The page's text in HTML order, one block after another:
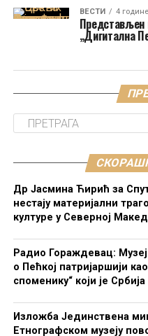
ВЕСТИ 4
Представљен
„Дигитална
Др Јасмина Ћирић за
нестају материјални
културе у Северној
Радио Гораждевац:
о Пећкој патријаршији
споменику“ који је
Изложба Јединствена
Етнографском музеју